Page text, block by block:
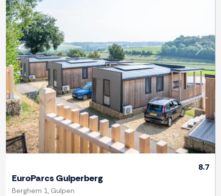
Previous Next
8.7
EuroParcs Gulperberg
Berghem 1, Gulpen